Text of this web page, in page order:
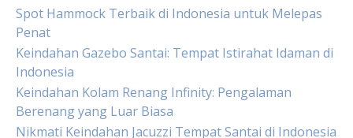
Spot Hammock Terbaik di Indonesia untuk Melepas
Penat
Keindahan Gazebo Santai: Tempat Istirahat Idaman di
Indonesia
Keindahan Kolam Renang Infinity: Pengalaman
Berenang yang Luar Biasa
Nikmati Keindahan Jacuzzi Tempat Santai di Indonesia